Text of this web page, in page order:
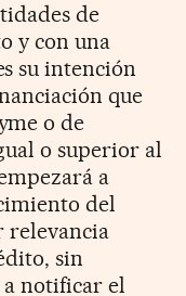
de
y con una
su intención
que
o de
o superior al
a
del
relevancia
sin
notificar el